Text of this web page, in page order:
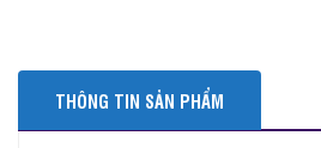
THÔNG TIN SẢN PHẨM